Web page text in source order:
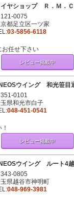
イヤショップ Ｒ．Ｍ．
0075
都足立区一ツ家
03-5856-6118
お任せ下さい
レビュー掲載中
ウイング 和光笹目
0101
県和光市白子
048-451-0541
レビュー掲載中
ウイング ルート4
0805
県越谷市神明町
048-969-3981